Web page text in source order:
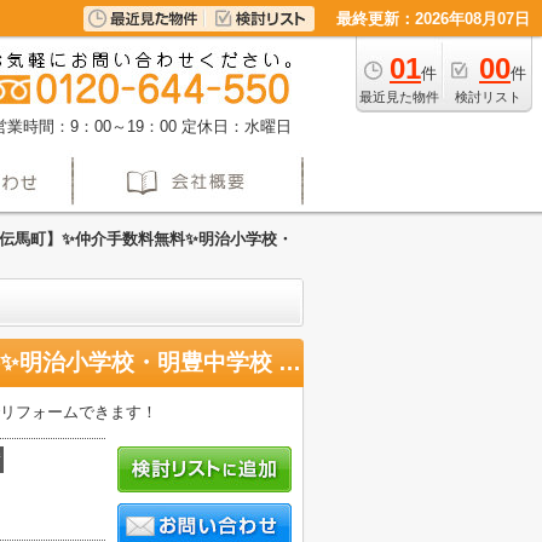
最終更新：2026年08月07日
01件
最近見た物件
00件
検討リスト
業時間：9：00～19：00 定休日：水曜日
馬町】✨️仲介手数料無料✨️明治小学校・
【ライオンズマンション伝馬町】✨️仲介手数料無料✨️明治小学校・明豊中学校 3階
フォームできます！